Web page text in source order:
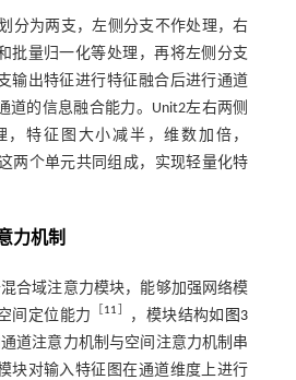
分为两支，左侧分支不作处理，右
批量归一化等处理，再将左侧分支
输出特征进行特征融合后进行通道
道的信息融合能力。Unit2左右两侧
特征图大小减半，维数加倍，
两个单元共同组成，实现轻量化特
力机制
合域注意力模块，能够加强网络模
间定位能力
［11］ ，模块结构如 图3
道注意力机制与空间注意力机制串
块对输入特征图在通道维度上进行